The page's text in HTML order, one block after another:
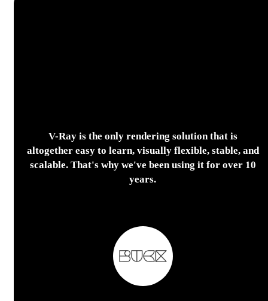
V-Ray is the only rendering solution that is
altogether easy to learn, visually flexible, stable, and
scalable. That's why we've been using it for over 10
years.